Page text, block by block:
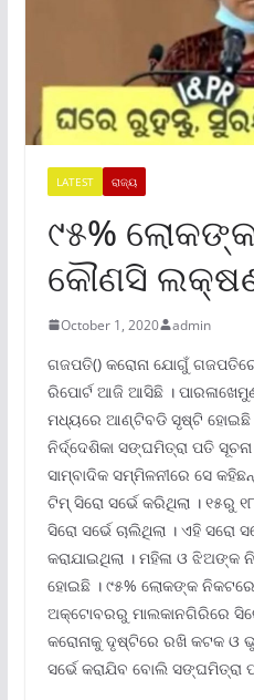
LATEST ରାଜ୍ୟ
୯୫%
କୌଣସି
October 1, 2020 admin
ଗଜପତି() କରୋନା ଯୋଗୁଁ
ରିପୋର୍ଟ ଆଜି ଆସିଛି ।
ମଧ୍ୟରେ ଆଣ୍ଟିବଡି ସୃଷ୍ଟି
ନିର୍ଦ୍ଦେଶିକା ସଙ୍ଘମିତ୍ରା ପତି
ସାମ୍ବାଦିକ ସମ୍ମିଳନୀରେ ସେ
ଟିମ୍ ସିରୋ ସର୍ଭେ କରିଥିଲା । ୧୫ରୁ
ସିରୋ ସର୍ଭେ ଚାଲିଥିଲା । ଏହି ସରୋ
କରାଯାଇଥିଲା । ମହିଳା ଓ
ହୋଇଛି । ୯୫% ଲୋକଙ୍କ
ଅକ୍ଟୋବରରୁ ମାଲକାନଗିରିରେ ସିରୋ
କରୋନାକୁ ଦୃଷ୍ଟିରେ ରଖି କଟକ ଓ
ସର୍ଭେ କରାଯିବ ବୋଲି ସଙ୍ଘମିତ୍ରା